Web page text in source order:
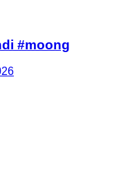
#moong